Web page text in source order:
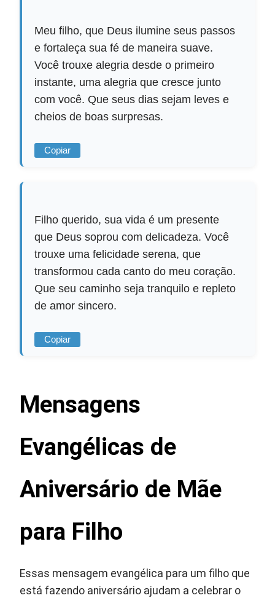
Meu filho, que Deus ilumine seus passos
e fortaleça sua fé de maneira suave.
Você trouxe alegria desde o primeiro
instante, uma alegria que cresce junto
com você. Que seus dias sejam leves e
cheios de boas surpresas.
Copiar
Filho querido, sua vida é um presente
que Deus soprou com delicadeza. Você
trouxe uma felicidade serena, que
transformou cada canto do meu coração.
Que seu caminho seja tranquilo e repleto
de amor sincero.
Copiar
Mensagens
Evangélicas de
Aniversário de Mãe
para Filho
Essas mensagem evangélica para um filho que
está fazendo aniversário ajudam a celebrar o